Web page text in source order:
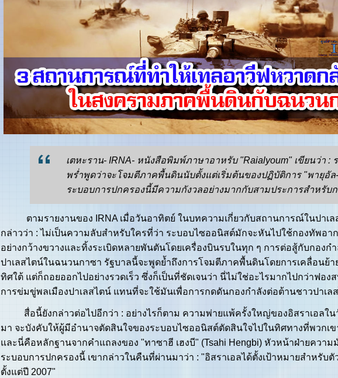
เตหะราน- IRNA- หนังสือพิมพ์ภาษาอาหรับ "Raialyoum" เขียนว่า :
พร่ำพูดว่าจะโจมตีภาคพื้นดินนับตั้งแต่เริ่มต้นของปฏิบัติการ "พายุอั
ระบอบการปกครองนี้มีความกังวลอย่างมากกับสามประการสำหรับ
ตามรายงานของ IRNA เมื่อวันอาทิตย์ ในบทความเกี่ยวกับสถานการณ์ในปาเลส
กล่าวว่า : ไม่เป็นความลับสำหรับใครที่ว่า ระบอบไซออนิสต์มักจะหันไปใช้กองทัพอา
อย่างกว้างขวางและทิ้งระเบิดหลายพันตันโดยเครื่องบินรบในทุก ๆ การต่อสู้กับกองก
ปาเลสไตน์ในฉนวนกาซา รัฐบาลนี้จะพูดย้ำถึงการโจมตีภาคพื้นดินโดยการเคลื่อนย้า
ทิศใต้ แต่ก็ถอยออกไปอย่างรวดเร็ว ซึ่งก็เป็นที่ชัดเจนว่า นี่ไม่ใช่อะไรมากไปกว่าฟอง
การข่มขู่พลเมืองปาเลสไตน์ แทนที่จะใช้มันเพื่อการกดดันกองกำลังต่อต้านชาวปาเล
สื่อนี้ยังกล่าวต่อไปอีกว่า : อย่างไรก็ตาม ความพ่ายแพ้ครั้งใหญ่ของอิสราเอลใ
มา จะบังคับให้ผู้มีอำนาจตัดสินใจของระบอบไซออนิสต์ตัดสินใจไปในทิศทางที่พวกเ
และนี่คือหลักฐานจากคำแถลงของ "ทาซาฮี เฮงบี" (Tsahi Hengbi) หัวหน้าฝ่ายควา
ระบอบการปกครองนี้ เขากล่าวในคืนที่ผ่านมาว่า : "อิสราเอลได้ตั้งเป้าหมายสำหรับตั
ตั้งแต่ปี 2007"